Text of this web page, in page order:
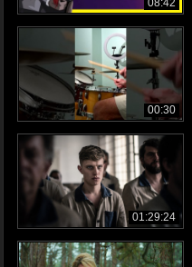
08:42
00:30
01:29:24